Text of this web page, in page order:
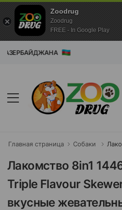
АЗЕРБАЙДЖАНА
Главная страница Собаки
Лакомство 8in1
Triple Flavour
вкусные
Zoodrug
Zoodrug
FREE - In Google Play